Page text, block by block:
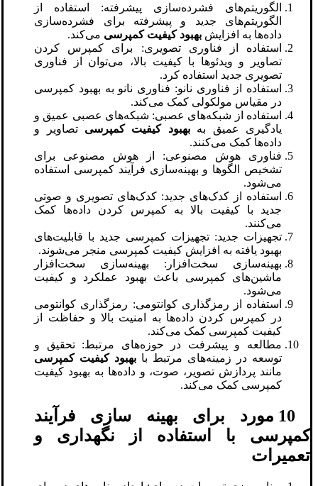
الگوریتم‌های فشرده‌سازی پیشرفته: استفاده از
الگوریتم‌های جدید و پیشرفته برای فشرده‌سازی
داده‌ها به افزایش بهبود کیفیت کمپرسی می‌کند.
استفاده از فناوری تصویری: برای کمپرس کردن
تصاویر و ویدئوها با کیفیت بالا، می‌توان از فناوری
تصویری جدید استفاده کرد.
استفاده از فناوری نانو: فناوری نانو به بهبود کمپرسی
در مقیاس مولکولی کمک می‌کند.
استفاده از شبکه‌های عصبی: شبکه‌های عصبی عمیق و
یادگیری عمیق بهبهبود کیفیت کمپرسی تصاویر و
داده‌ها کمک می‌کنند.
فناوری هوش مصنوعی: از هوش مصنوعی برای
تشخیص الگوها و بهینه‌سازی فرآیند کمپرسی استفاده
می‌شود.
استفاده از کدک‌های جدید: کدک‌های تصویری و صوتی
جدید با کیفیت بالا به کمپرس کردن داده‌ها کمک
می‌کنند.
تجهیزات جدید: تجهیزات کمپرسی جدید با قابلیت‌های
بهبود یافته به افزایش کیفیت کمپرسی منجر می‌شوند.
بهینه‌سازی سخت‌افزار: بهینه‌سازی سخت‌افزار
ماشین‌های کمپرسی باعث بهبود عملکرد و کیفیت
می‌شود.
استفاده از رمزگذاری کوانتومی: رمزگذاری کوانتومی
در کمپرس کردن داده‌ها به امنیت بالا و حفاظت از
کیفیت کمپرسی کمک می‌کند.
مطالعه و پیشرفت در حوزه‌های مرتبط: تحقیق و
توسعه در زمینه‌های مرتبط با بهبود کیفیت کمپرسی
مانند پردازش تصویر، صوت، و داده‌ها به بهبود کیفیت
کمپرسی کمک می‌کند.
10 مورد برای بهینه‌ سازی فرآیند
کمپرسی با استفاده از نگهداری و
تعمیرات